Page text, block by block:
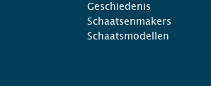
Geschiedenis
Schaatsenmakers
Schaatsmodellen